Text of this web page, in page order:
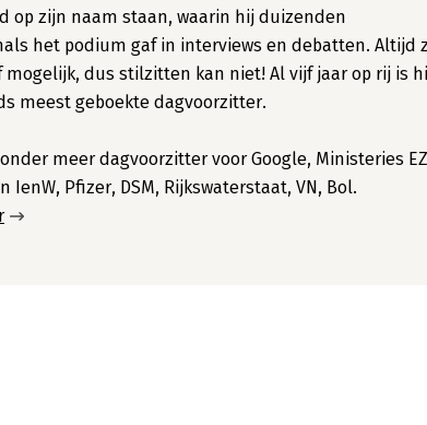
op zijn naam staan, waarin hij duizenden
het podium gaf in interviews en debatten. Altijd
mogelijk, dus stilzitten kan niet! Al vijf jaar op rij is
meest geboekte dagvoorzitter.
meer dagvoorzitter voor Google, Ministeries
IenW, Pfizer, DSM, Rijkswaterstaat, VN, Bol.